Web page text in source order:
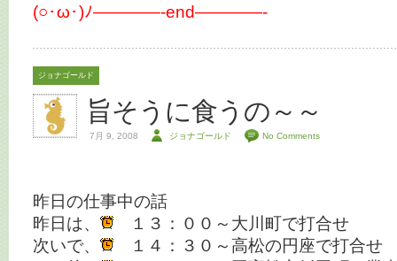
(○･ω･)ﾉ————-end————-
ジョナゴールド
旨そうに食うの～～
7月 9, 2008 ジョナゴールド No Comments
昨日の仕事中の話
昨日は、
１３：００～大川町で打合せ
次いで、
１４：３０～高松の円座で打合せ